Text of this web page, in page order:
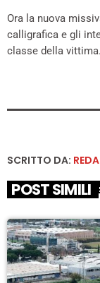
Ora la nuova
calligrafica e gli
classe della vittima.
SCRITTO DA:
POST SIMILI